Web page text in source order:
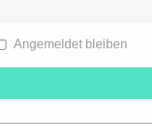
Angemeldet bleiben